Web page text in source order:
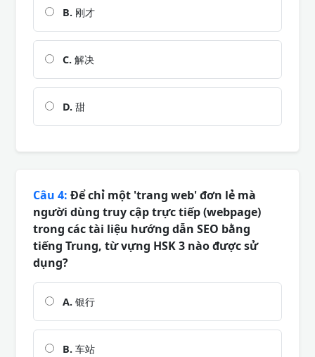
B. 刚才
C. 解决
D. 甜
Câu 4: Để chỉ một 'trang web' đơn lẻ mà
người dùng truy cập trực tiếp (webpage)
trong các tài liệu hướng dẫn SEO bằng
tiếng Trung, từ vựng HSK 3 nào được sử
dụng?
A. 银行
B. 车站